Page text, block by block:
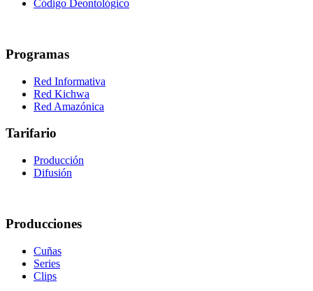
Código Deontológico
Programas
Red Informativa
Red Kichwa
Red Amazónica
Tarifario
Producción
Difusión
Producciones
Cuñas
Series
Clips